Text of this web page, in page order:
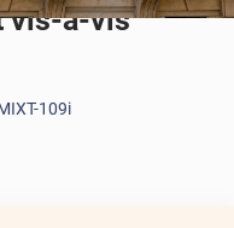
vis-à-vis
109i